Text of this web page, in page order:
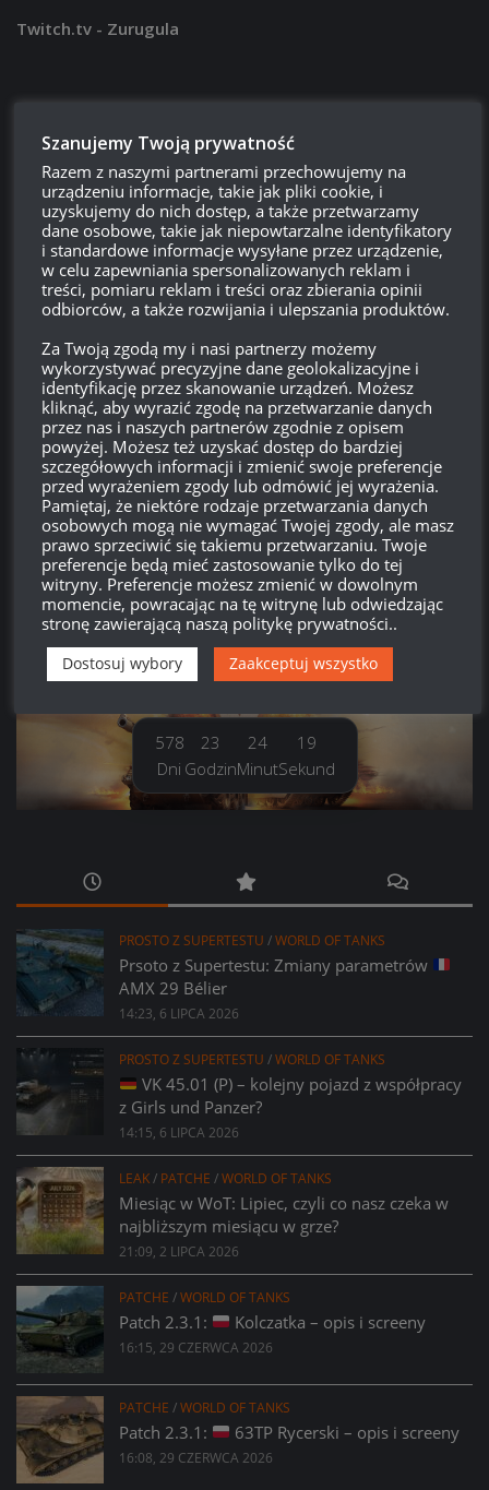
Twitch.tv - Zurugula
Szukaj:
LOGOWANIE
Zarejestruj się
Zaloguj się
Kanał wpisów
Kanał komentarzy
WordPress.org
Brakwierzchołka drzewka od:
578
Dni
23
Godzin
24
Minut
20
Sekund
PROSTO Z SUPERTESTU /WORLD OF TANKS
Prsoto z Supertestu: Zmiany parametrów
AMX 29 Bélier
14:23, 6 LIPCA 2026
PROSTO Z SUPERTESTU /WORLD OF TANKS
VK 45.01 (P) – kolejny pojazd z współpracy
z Girls und Panzer?
14:15, 6 LIPCA 2026
LEAK/ PATCHE /WORLD OF TANKS
Miesiąc w WoT: Lipiec, czyli co nasz czeka w
najbliższym miesiącu w grze?
21:09, 2 LIPCA 2026
PATCHE /WORLD OF TANKS
Patch 2.3.1: Kolczatka – opis i screeny
16:15, 29 CZERWCA 2026
PATCHE /WORLD OF TANKS
Patch 2.3.1: 63TP Rycerski – opis i screeny
16:08, 29 CZERWCA 2026
Szanujemy Twoją prywatność
Razem z naszymi partnerami przechowujemy na
urządzeniu informacje, takie jak pliki cookie, i
uzyskujemy do nich dostęp, a także przetwarzamy
dane osobowe, takie jak niepowtarzalne identyfikatory
i standardowe informacje wysyłane przez urządzenie,
w celu zapewniania spersonalizowanych reklam i
treści, pomiaru reklam i treści oraz zbierania opinii
odbiorców, a także rozwijania i ulepszania produktów.
Za Twoją zgodą my i nasi partnerzy możemy
wykorzystywać precyzyjne dane geolokalizacyjne i
identyfikację przez skanowanie urządzeń. Możesz
kliknąć, aby wyrazić zgodę na przetwarzanie danych
przez nas i naszych partnerów zgodnie z opisem
powyżej. Możesz też uzyskać dostęp do bardziej
szczegółowych informacji i zmienić swoje preferencje
przed wyrażeniem zgody lub odmówić jej wyrażenia.
Pamiętaj, że niektóre rodzaje przetwarzania danych
osobowych mogą nie wymagać Twojej zgody, ale masz
prawo sprzeciwić się takiemu przetwarzaniu. Twoje
preferencje będą mieć zastosowanie tylko do tej
witryny. Preferencje możesz zmienić w dowolnym
momencie, powracając na tę witrynę lub odwiedzając
stronę zawierającą naszą politykę prywatności..
Dostosuj wybory Zaakceptuj wszystko